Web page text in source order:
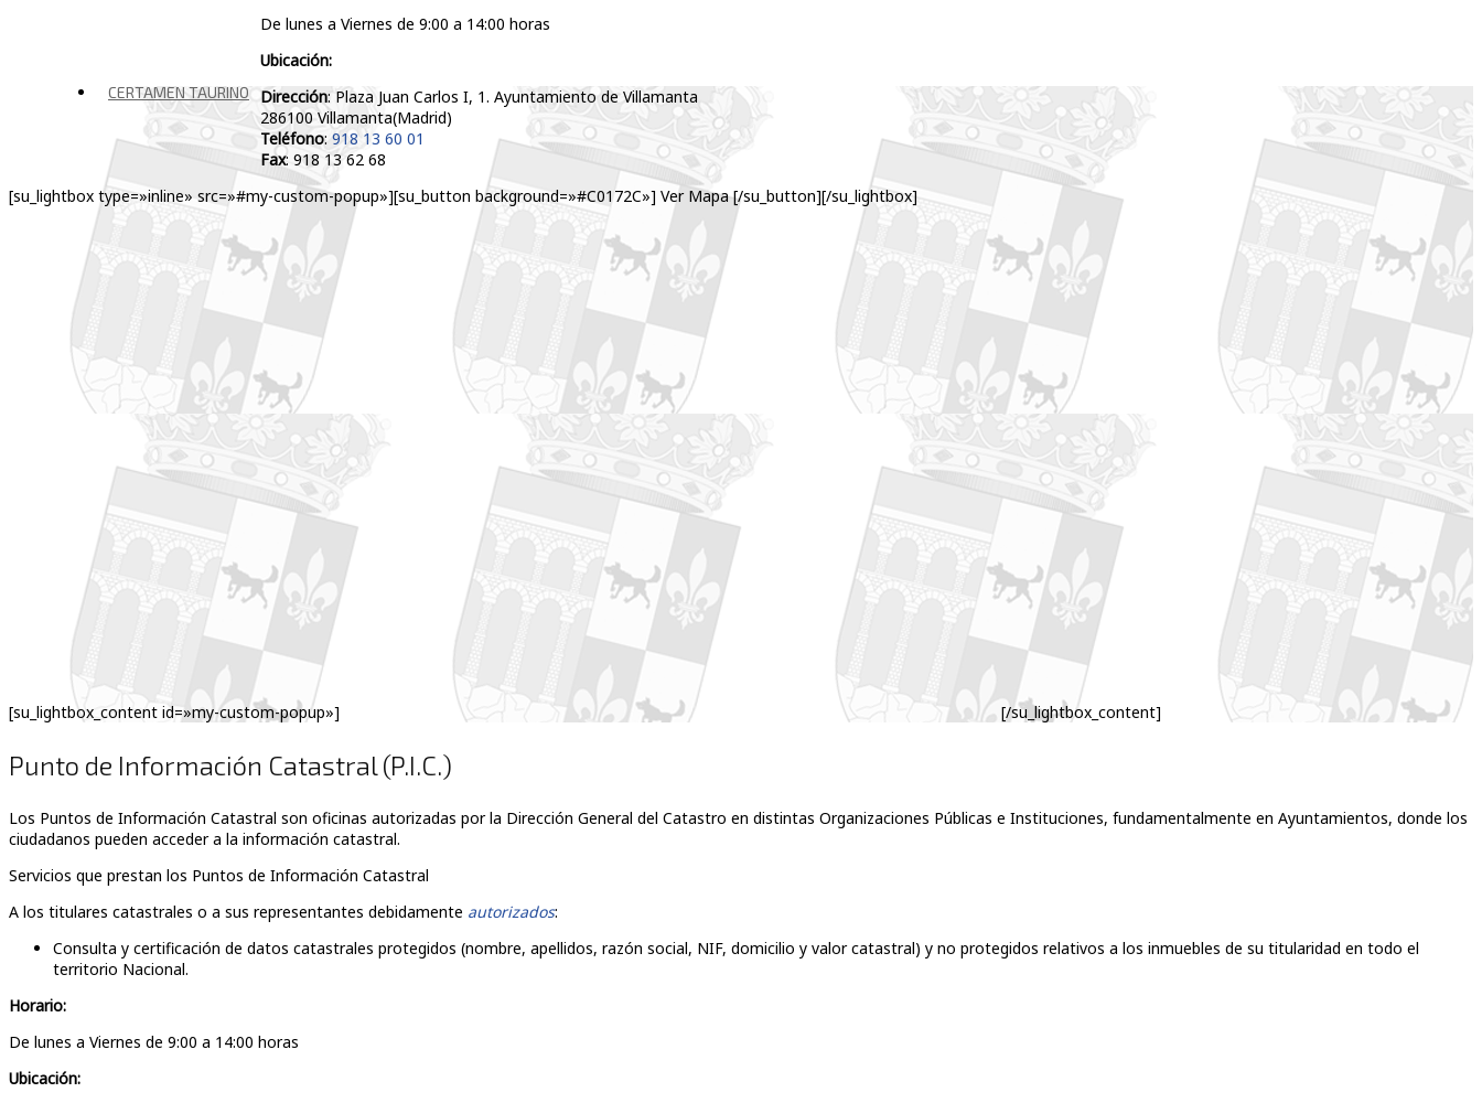
CERTAMEN TAURINO
De lunes a Viernes de 9:00 a 14:00 horas
Ubicación:
Dirección: Plaza Juan Carlos I, 1. Ayuntamiento de Villamanta
286100 Villamanta(Madrid)
Teléfono: 918 13 60 01
Fax: 918 13 62 68
[su_lightbox type=»inline» src=»#my-custom-popup»][su_button background=»#C0172C»] Ver Mapa [/su_button][/su_lightbox]
[su_lightbox_content id=»my-custom-popup»] [/su_lightbox_content]
Punto de Información Catastral (P.I.C.)
Los Puntos de Información Catastral son oficinas autorizadas por la Dirección General del Catastro en distintas Organizaciones Públicas e Instituciones, fundamentalmente en Ayuntamientos, donde los
ciudadanos pueden acceder a la información catastral.
Servicios que prestan los Puntos de Información Catastral
A los titulares catastrales o a sus representantes debidamente autorizados:
Consulta y certificación de datos catastrales protegidos (nombre, apellidos, razón social, NIF, domicilio y valor catastral) y no protegidos relativos a los inmuebles de su titularidad en todo el
territorio Nacional.
Horario:
De lunes a Viernes de 9:00 a 14:00 horas
Ubicación: